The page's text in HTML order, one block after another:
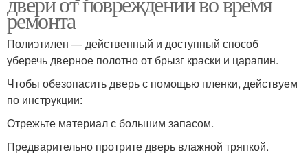
ремонта
Полиэтилен — действенный и доступный способ
уберечь дверное полотно от брызг краски и царапин.
Чтобы обезопасить дверь с помощью пленки, действуем
по инструкции:
Отрежьте материал с большим запасом.
Предварительно протрите дверь влажной тряпкой.